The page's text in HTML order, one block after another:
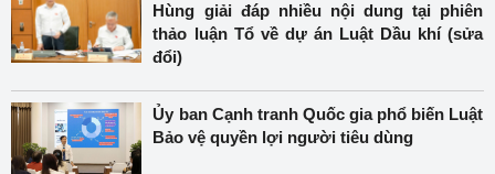
Hùng giải đáp nhiều nội dung tại phiên
thảo luận Tổ về dự án Luật Dầu khí (sửa
đổi)
Ủy ban Cạnh tranh Quốc gia phổ biến Luật
Bảo vệ quyền lợi người tiêu dùng